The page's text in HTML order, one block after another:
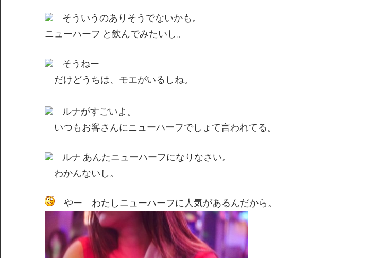
そういうのありそうでないかも。
ニューハーフ と飲んでみたいし。
そうねー
だけどうちは、モエがいるしね。
ルナがすごいよ。
いつもお客さんにニューハーフでしょて言われてる。
ルナ あんたニューハーフになりなさい。
わかんないし。
やー わたしニューハーフに人気があるんだから。